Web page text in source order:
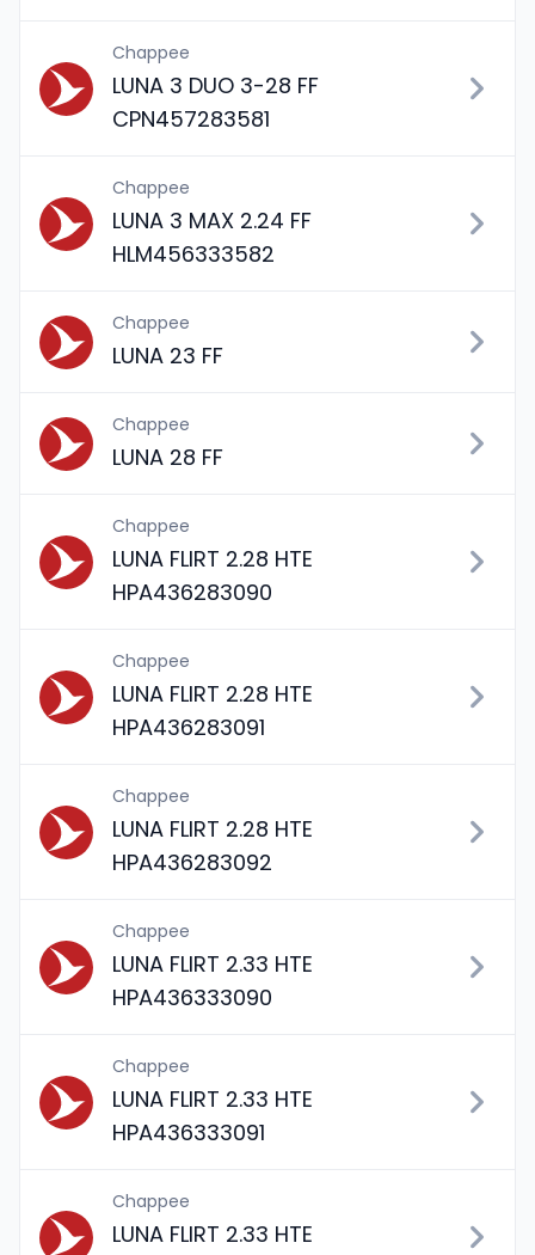
Chappee
LUNA 3 DUO 3-28 FF
CPN457283581
Chappee
LUNA 3 MAX 2.24 FF
HLM456333582
Chappee
LUNA 23 FF
Chappee
LUNA 28 FF
Chappee
LUNA FLIRT 2.28 HTE
HPA436283090
Chappee
LUNA FLIRT 2.28 HTE
HPA436283091
Chappee
LUNA FLIRT 2.28 HTE
HPA436283092
Chappee
LUNA FLIRT 2.33 HTE
HPA436333090
Chappee
LUNA FLIRT 2.33 HTE
HPA436333091
Chappee
LUNA FLIRT 2.33 HTE